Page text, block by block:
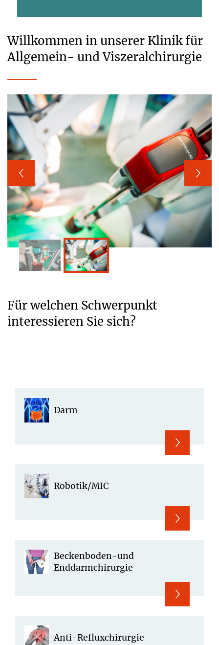
Willkommen in unserer Klinik für
Allgemein- und Viszeralchirurgie
Für welchen Schwerpunkt
interessieren Sie sich?
Darm
Robotik/MIC
Beckenboden-und
Enddarmchirurgie
Anti-Refluxchirurgie